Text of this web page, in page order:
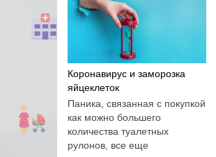
Коронавирус и заморозка
яйцеклеток
Паника, связанная с покупкой
как можно большего
количества туалетных
рулонов, все еще